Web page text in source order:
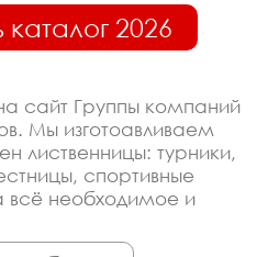
каталог 2026
сайт Группы компаний
Мы изготоавливаем
лиственницы: турники,
спортивные
всё необходимое и
современными